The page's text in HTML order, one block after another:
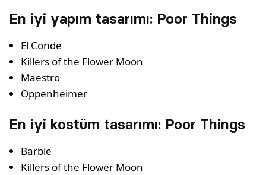
En iyi yapım tasarımı: Poor Things
El Conde
Killers of the Flower Moon
Maestro
Oppenheimer
En iyi kostüm tasarımı: Poor Things
Barbie
Killers of the Flower Moon